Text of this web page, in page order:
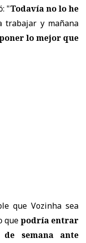
"Todavía no lo he
trabajar y mañana
lo mejor que
que Vozinha sea
quepodría entrar
semana ante